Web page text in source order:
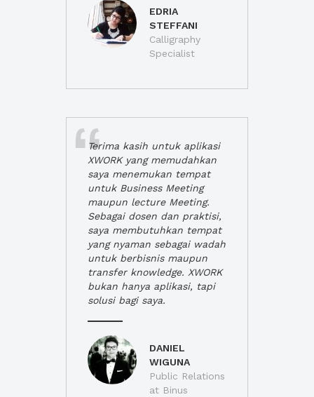
EDRIA
STEFFANI
Calligraphy
Specialist
Terima kasih untuk aplikasi
XWORK yang memudahkan
saya menemukan tempat
untuk Business Meeting
maupun lecture Meeting.
Sebagai dosen dan praktisi,
saya membutuhkan tempat
yang nyaman sebagai wadah
untuk berbisnis maupun
transfer knowledge. XWORK
bukan hanya aplikasi, tapi
solusi bagi saya.
DANIEL
WIGUNA
Public Relations
at Binus